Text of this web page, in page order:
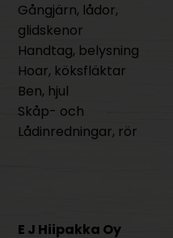
Gångjärn, lådor,
glidskenor
Handtag, belysning
Hoar, köksfläktar
Ben, hjul
Skåp- och
Lådinredningar, rör
E J Hiipakka Oy